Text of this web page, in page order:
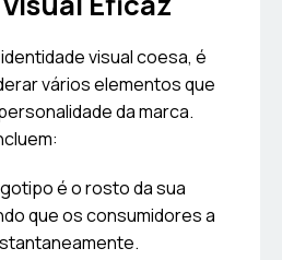
visual coesa, é
vários elementos que
da marca.
é o rosto da sua
que os consumidores a